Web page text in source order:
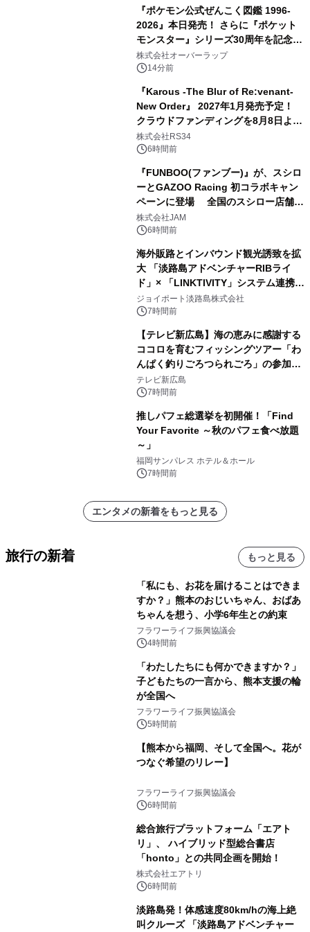
『ポケモン公式ぜんこく図鑑 1996-
2026』本日発売！ さらに『ポケット
モンスター』シリーズ30周年を記念し
た画集『ポケットモンスター ビジュア
ルアートブック』の発売決定！ 2026
株式会社オーバーラップ
14分前
『Karous -The Blur of Re:venant-
New Order』 2027年1月発売予定！
クラウドファンディングを8月8日より
開始
株式会社RS34
6時間前
『FUNBOO(ファンブー)』が、スシロ
ーとGAZOO Racing 初コラボキャン
ペーンに登場 全国のスシロー店舗で
GR 4車種の FUNBOO(ミニカー)付き
メニューが展開されます
株式会社JAM
6時間前
海外販路とインバウンド観光誘致を拡
大 「淡路島アドベンチャーRIBライ
ド」× 「LINKTIVITY」システム連携を
開始！
ジョイポート淡路島株式会社
7時間前
【テレビ新広島】海の恵みに感謝する
ココロを育むフィッシングツアー「わ
んぱく釣りごろつられごろ」の参加小
学生を募集
テレビ新広島
7時間前
推しパフェ総選挙を初開催！「Find
Your Favorite ～秋のパフェ食べ放題
～」
福岡サンパレス ホテル＆ホール
7時間前
エンタメの新着をもっと見る
旅行の新着 もっと見る
「私にも、お花を届けることはできま
すか？」熊本のおじいちゃん、おばあ
ちゃんを想う、小学6年生との約束
フラワーライフ振興協議会
4時間前
「わたしたちにも何かできますか？」
子どもたちの一言から、熊本支援の輪
が全国へ
フラワーライフ振興協議会
5時間前
【熊本から福岡、そして全国へ。花が
つなぐ希望のリレー】
フラワーライフ振興協議会
6時間前
総合旅行プラットフォーム「エアト
リ」、 ハイブリッド型総合書店
「honto」との共同企画を開始！
株式会社エアトリ
6時間前
淡路島発！体感速度80km/hの海上絶
叫クルーズ 「淡路島アドベンチャー